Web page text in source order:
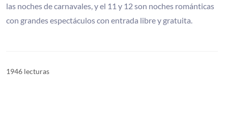
las noches de carnavales, y el 11 y 12 son noches románticas
con grandes espectáculos con entrada libre y gratuita.
1946 lecturas